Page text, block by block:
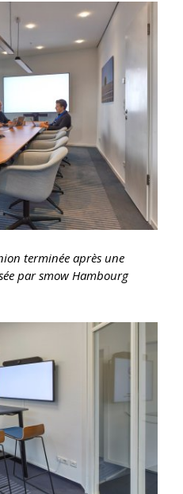
terminée après une
par smow Hambourg